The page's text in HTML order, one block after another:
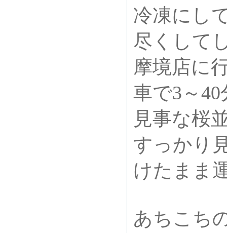
冷凍にし
尽くして
摩境店に
車で3～
見事な桜
すっかり
けたまま
あちこち